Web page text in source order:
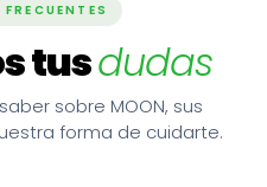
tusdudas
sobre MOON, sus
forma de cuidarte.